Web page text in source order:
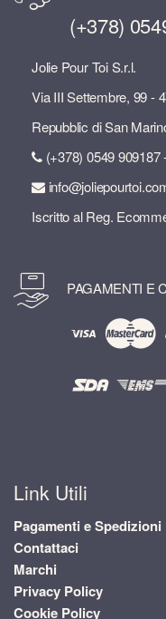
(+378)
Jolie Pour Toi S.r.l.
Via III Settembre, 99 -
Repubblic di San
(+378) 0549 909187
Iscritto al Reg.
PAGAMENTI E
Link Utili
Pagamenti e Spedizioni
Contattaci
Marchi
Privacy Policy
Cookie Policy